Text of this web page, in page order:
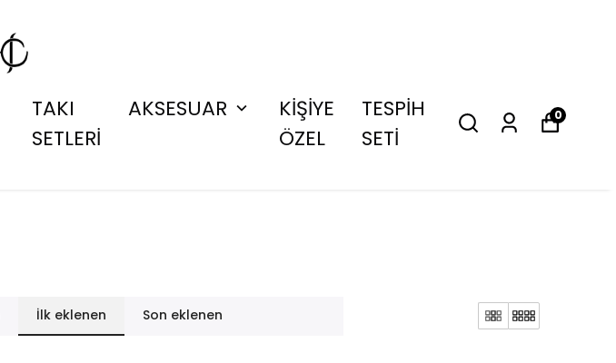
TAKI
SETLERİ
AKSESUAR
KİŞİYE
ÖZEL
TESPİH
SETİ
0
İlk eklenen Son eklenen